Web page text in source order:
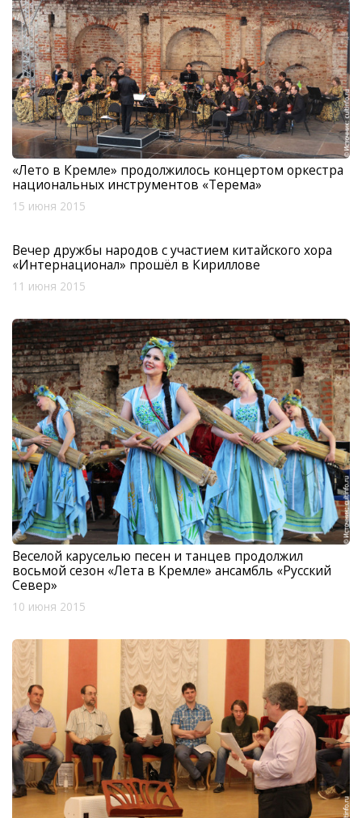
«Лето в Кремле» продолжилось концертом оркестра
национальных инструментов «Терема»
15 июня 2015
Вечер дружбы народов с участием китайского хора
«Интернационал» прошёл в Кириллове
11 июня 2015
Веселой каруселью песен и танцев продолжил
восьмой сезон «Лета в Кремле» ансамбль «Русский
Север»
10 июня 2015